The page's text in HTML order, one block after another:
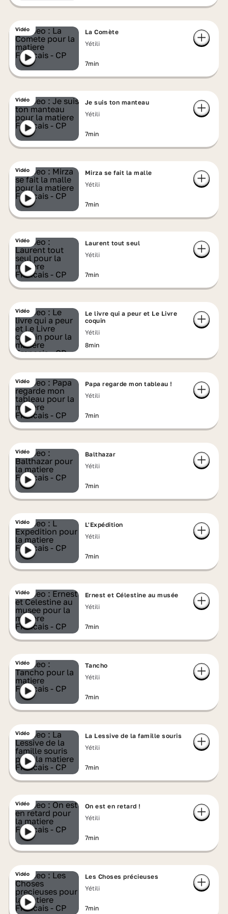
Vidéo
La Comète
Yétili
7min
Vidéo
Je suis ton manteau
Yétili
7min
Vidéo
Mirza se fait la malle
Yétili
7min
Vidéo
Laurent tout seul
Yétili
7min
Vidéo
Le livre qui a peur et Le Livre
coquin
Yétili
8min
Vidéo
Papa regarde mon tableau !
Yétili
7min
Vidéo
Balthazar
Yétili
7min
Vidéo
L'Expédition
Yétili
7min
Vidéo
Ernest et Célestine au musée
Yétili
7min
Vidéo
Tancho
Yétili
7min
Vidéo
La Lessive de la famille souris
Yétili
7min
Vidéo
On est en retard !
Yétili
7min
Vidéo
Les Choses précieuses
Yétili
7min